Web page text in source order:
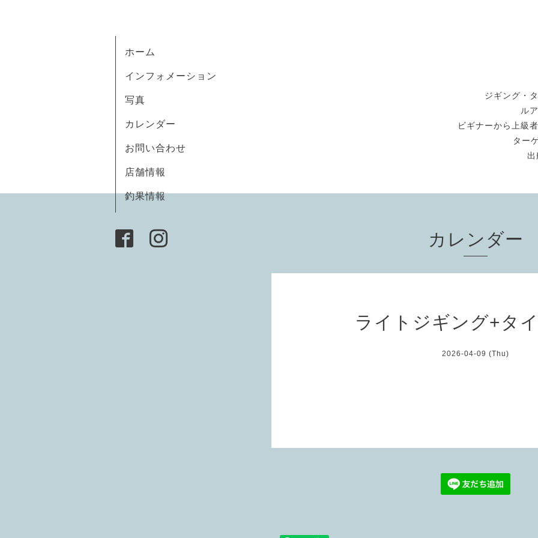
ジギング・
ル
ビギナーから上級
ター
ホーム
インフォメーション
写真
カレンダー
お問い合わせ
店舗情報
釣果情報
カレンダー
ライトジギング+タ
2026-04-09 (Thu)